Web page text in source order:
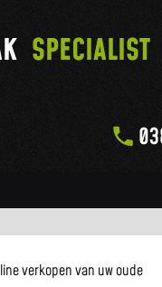
SPECIALIST
verkopen van uw oude